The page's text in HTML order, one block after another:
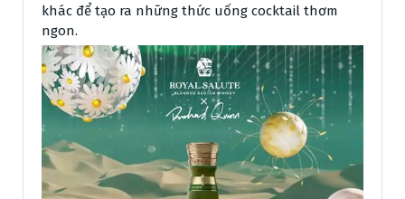
khác để tạo ra những thức uống cocktail thơm
ngon.